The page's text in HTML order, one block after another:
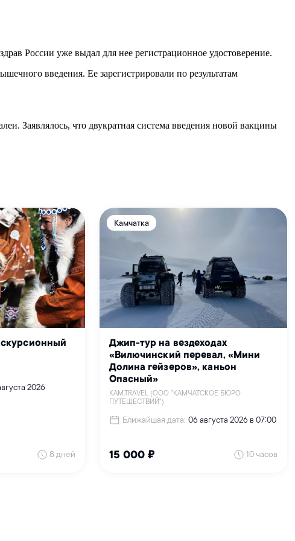
России уже выдал для нее регистрационное удостоверение.
введения. Ее зарегистрировали по результатам
Заявлялось, что двукратная система введения новой вакцины